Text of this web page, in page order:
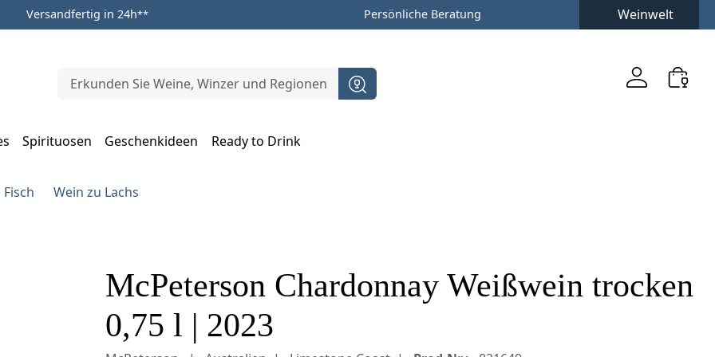
Versandfertig in 24h** Persönliche Beratung Weinwelt
Spirituosen Geschenkideen
Ready to Drink
Wein zu Lachs
McPeterson Chardonnay Weißwein trocken
0,75 l | 2023